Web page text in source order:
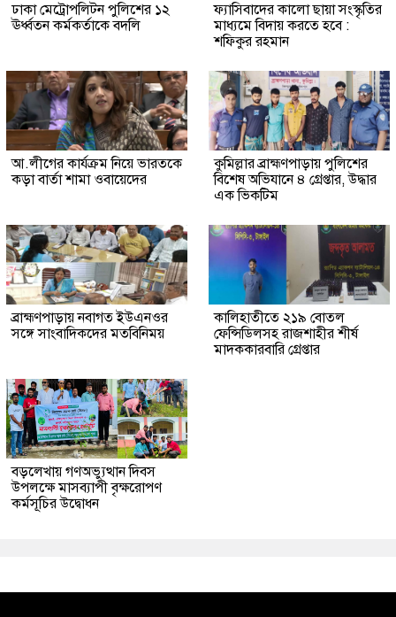
ঢাকা মেট্রোপলিটন পুলিশের ১২
ঊর্ধ্বতন কর্মকর্তাকে বদলি
ফ্যাসিবাদের কালো ছায়া সংস্কৃতির
মাধ্যমে বিদায় করতে হবে :
শফিকুর রহমান
আ.লীগের কার্যক্রম নিয়ে ভারতকে
কড়া বার্তা শামা ওবায়েদের
কুমিল্লার ব্রাহ্মণপাড়ায় পুলিশের
বিশেষ অভিযানে ৪ গ্রেপ্তার, উদ্ধার
এক ভিকটিম
ব্রাহ্মণপাড়ায় নবাগত ইউএনওর
সঙ্গে সাংবাদিকদের মতবিনিময়
কালিহাতীতে ২১৯ বোতল
ফেন্সিডিলসহ রাজশাহীর শীর্ষ
মাদককারবারি গ্রেপ্তার
বড়লেখায় গণঅভ্যুত্থান দিবস
উপলক্ষে মাসব্যাপী বৃক্ষরোপণ
কর্মসূচির উদ্বোধন